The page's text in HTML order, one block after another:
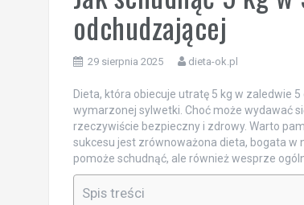
odchudzającej
29 sierpnia 2025 dieta-ok.pl
Dieta, która obiecuje utratę 5 kg w zaledwie
wymarzonej sylwetki. Choć może wydawać
rzeczywiście bezpieczny i zdrowy. Warto
sukcesu jest zrównoważona dieta, bogata w
pomoże schudnąć, ale również wesprze
Spis treści